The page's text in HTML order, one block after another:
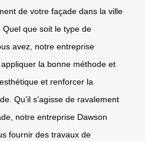
de votre façade dans la ville
que soit le type de
avez, notre entreprise
la bonne méthode et
et renforcer la
Qu’il s’agisse de ravalement
notre entreprise Dawson
fournir des travaux de